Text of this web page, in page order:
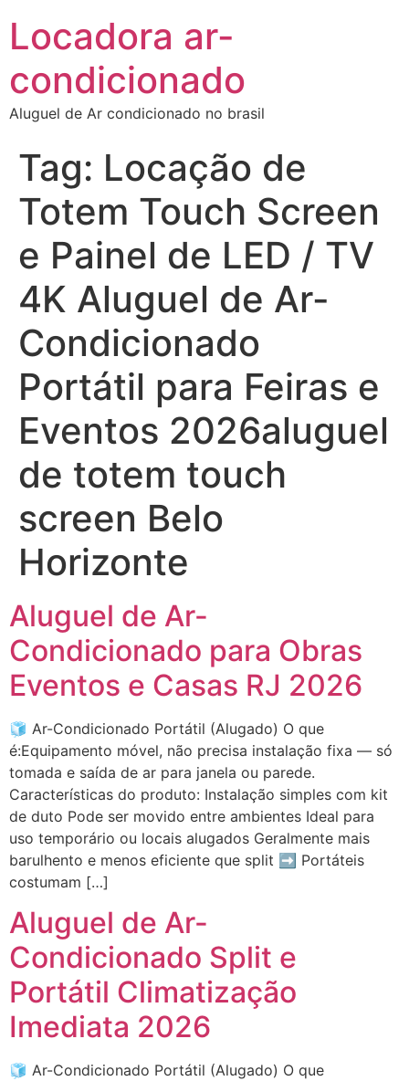
Locadora ar-
condicionado
Aluguel de Ar condicionado no brasil
Tag: Locação de
Totem Touch Screen
e Painel de LED / TV
4K Aluguel de Ar-
Condicionado
Portátil para Feiras e
Eventos 2026aluguel
de totem touch
screen Belo
Horizonte
Aluguel de Ar-
Condicionado para Obras
Eventos e Casas RJ 2026
🧊 Ar-Condicionado Portátil (Alugado) O que
é:Equipamento móvel, não precisa instalação fixa — só
tomada e saída de ar para janela ou parede.
Características do produto: Instalação simples com kit
de duto Pode ser movido entre ambientes Ideal para
uso temporário ou locais alugados Geralmente mais
barulhento e menos eficiente que split ➡ Portáteis
costumam […]
Aluguel de Ar-
Condicionado Split e
Portátil Climatização
Imediata 2026
🧊 Ar-Condicionado Portátil (Alugado) O que